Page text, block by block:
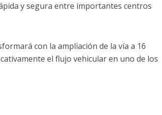
y segura entre importantes centros
con la ampliación de la vía a 16
el flujo vehicular en uno de los